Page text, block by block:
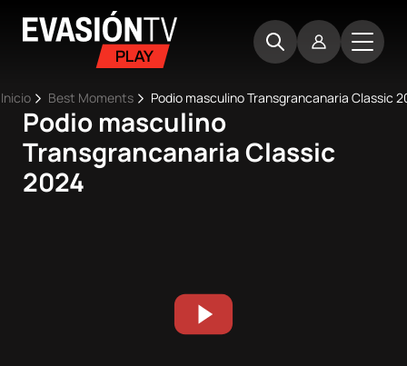
Ruta
de
navegación
Inicio Best Moments Podio masculino Transgrancanaria Classic
Podio masculino
Transgrancanaria Classic
2024
Main
navigation
Inicio
Próximos